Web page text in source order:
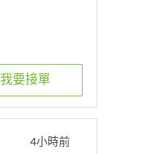
我要接單
4小時前